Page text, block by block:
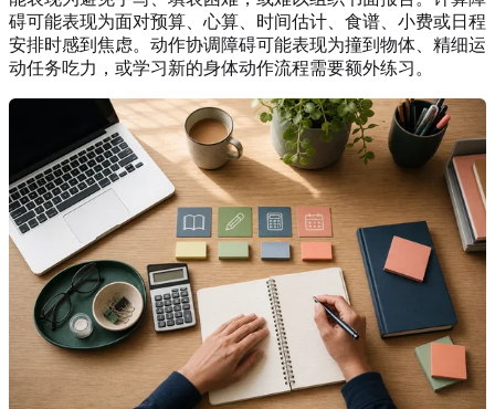
碍可能表现为面对预算、心算、时间估计、食谱、小费或日程
安排时感到焦虑。动作协调障碍可能表现为撞到物体、精细运
动任务吃力，或学习新的身体动作流程需要额外练习。